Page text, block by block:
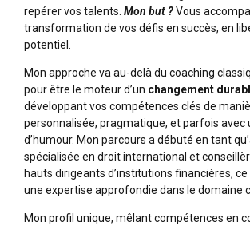
repérer vos talents. Mon but ?Vous
transformation de vos défis en succès, en
potentiel.
Mon approche va au-delà du coaching
pour être le moteur d’un changement
développant vos compétences clés de
personnalisée, pragmatique, et parfois avec
d’humour. Mon parcours a débuté en tant
spécialisée en droit international et
hauts dirigeants d’institutions financières, ce
une expertise approfondie dans le domaine
Mon profil unique, mêlant compétences en